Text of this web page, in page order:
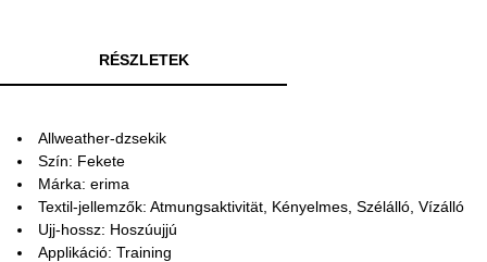
RÉSZLETEK
Allweather-dzsekik
Szín: Fekete
Márka: erima
Textil-jellemzők: Atmungsaktivität, Kényelmes, Szélálló, Vízálló
Ujj-hossz: Hoszúujjú
Applikáció: Training